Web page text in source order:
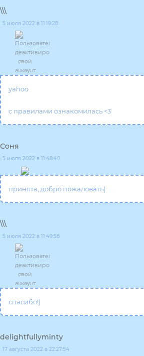
\\\
5 июля 2022 в 11:19:28
yahoo
c правилами ознакомилась <3
Соня
5 июля 2022 в 11:48:40
принята, добро пожаловать)
\\\
5 июля 2022 в 11:49:58
спасибо!)
delightfullyminty
17 августа 2022 в 22:27:54